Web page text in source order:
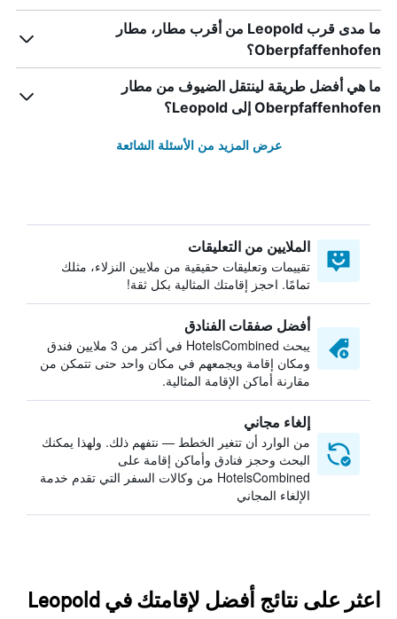
ما مدى قرب Leopold من أقرب مطار، مطار
Oberpfaffenhofen؟
ما هي أفضل طريقة لينتقل الضيوف من مطار
Oberpfaffenhofen إلى Leopold؟
عرض المزيد من الأسئلة الشائعة
الملايين من التعليقات
تقييمات وتعليقات حقيقية من ملايين النزلاء، مثلك
تمامًا. احجز إقامتك المثالية بكل ثقة!
أفضل صفقات الفنادق
يبحث HotelsCombined في أكثر من 3 ملايين فندق
ومكان إقامة ويجمعهم في مكان واحد حتى تتمكن من
مقارنة أماكن الإقامة المثالية.
إلغاء مجاني
من الوارد أن تتغير الخطط — نتفهم ذلك. ولهذا يمكنك
البحث وحجز فنادق وأماكن إقامة على
HotelsCombined من وكالات السفر التي تقدم خدمة
الإلغاء المجاني
اعثر على نتائج أفضل لإقامتك في Leopold